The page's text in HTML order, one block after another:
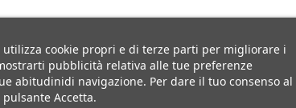
utilizza cookie propri e di terze parti per migliorare i
pubblicità relativa alle tue preferenze
abitudinidi navigazione. Per dare il tuo consenso al
Accetta.